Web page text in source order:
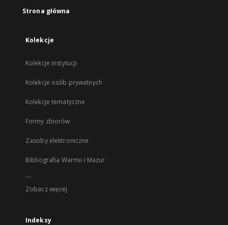
Strona główna
Kolekcje
Kolekcje instytucji
Kolekcje osób prywatnych
Kolekcje tematyczne
Formy zbiorów
Zasoby elektroniczne
Bibliografia Warmii i Mazur
...
Zobacz więcej
Indeksy